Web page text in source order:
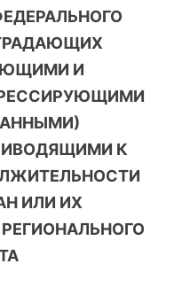
И
К
ИЛИ ИХ